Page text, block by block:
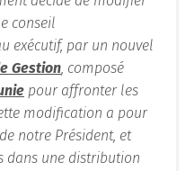
conseil
exécutif, par un nouvel
Gestion, composé
pour affronter les
modification a pour
notre Président, et
dans une distribution